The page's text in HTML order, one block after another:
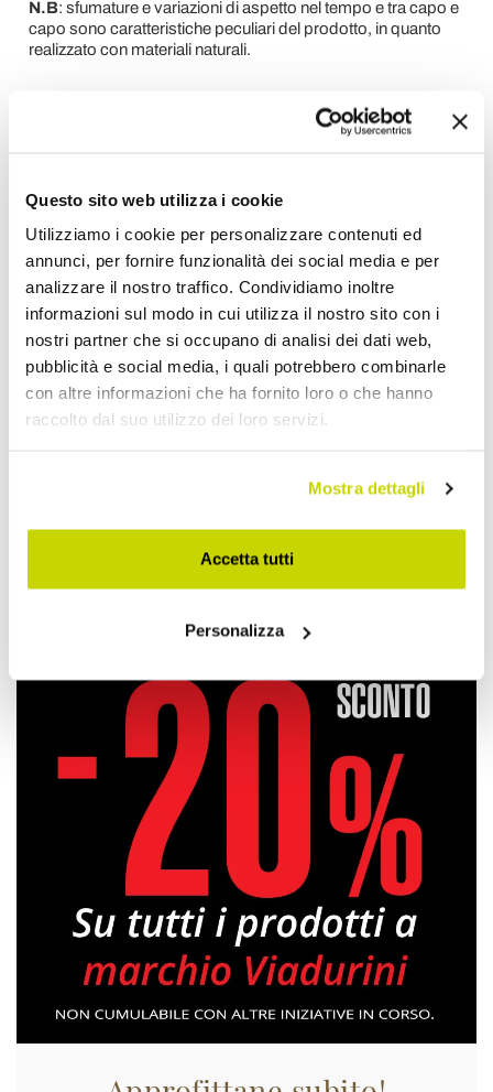
Questo sito web utilizza i cookie
Utilizziamo i cookie per personalizzare contenuti ed
annunci, per fornire funzionalità dei social media e per
analizzare il nostro traffico. Condividiamo inoltre
informazioni sul modo in cui utilizza il nostro sito con i
nostri partner che si occupano di analisi dei dati web,
pubblicità e social media, i quali potrebbero combinarle
con altre informazioni che ha fornito loro o che hanno
raccolto dal suo utilizzo dei loro servizi.
Mostra dettagli
Accetta tutti
Personalizza
N.B: sfumature e variazioni di aspetto nel tempo e tra capo e
capo sono caratteristiche peculiari del prodotto, in quanto
realizzato con materiali naturali.
Devi accedere per poter scrivere la tua opinione.
Aggiungi alla Wish List